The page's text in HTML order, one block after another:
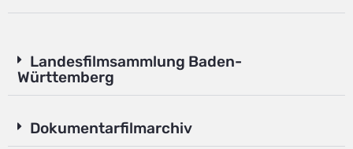
Landesfilmsammlung Baden-
Württemberg
Dokumentarfilmarchiv